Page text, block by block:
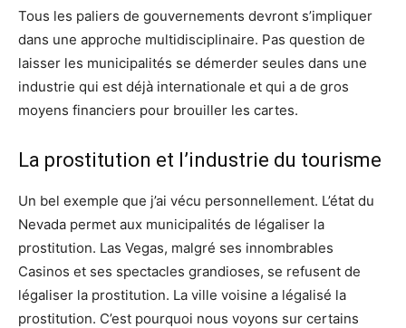
Tous les paliers de gouvernements devront s’impliquer
dans une approche multidisciplinaire. Pas question de
laisser les municipalités se démerder seules dans une
industrie qui est déjà internationale et qui a de gros
moyens financiers pour brouiller les cartes.
La prostitution et l’industrie du tourisme
Un bel exemple que j’ai vécu personnellement. L’état du
Nevada permet aux municipalités de légaliser la
prostitution. Las Vegas, malgré ses innombrables
Casinos et ses spectacles grandioses, se refusent de
légaliser la prostitution. La ville voisine a légalisé la
prostitution. C’est pourquoi nous voyons sur certains